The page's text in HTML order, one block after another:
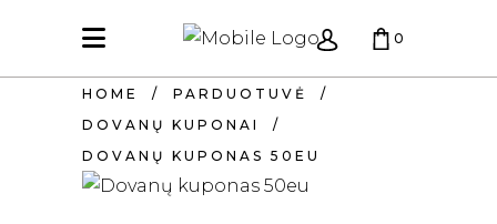
0
KREPŠELIS TUŠČIAS.
HOME / PARDUOTUVĖ
/
DOVANŲ KUPONAI
/
DOVANŲ KUPONAS 50EU